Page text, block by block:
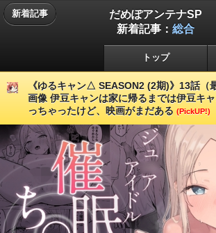
新着記事
だめぽアンテナSP
新着記事： 総合
トップ
《ゆるキャン△ SEASON2 (2期)》13話（
画像 伊豆キャンは家に帰るまでは伊豆キ
っちゃったけど、映画がまだある (PickUP!)